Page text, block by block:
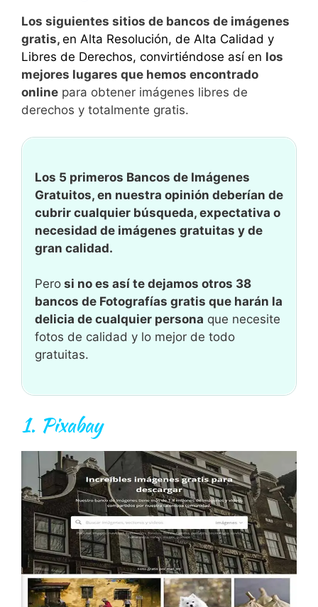
Los siguientes sitios de bancos de imágenes
gratis, en Alta Resolución, de Alta Calidad y
Libres de Derechos, convirtiéndose así en los
mejores lugares que hemos encontrado
online para obtener imágenes libres de
derechos y totalmente gratis.
Los 5 primeros Bancos de Imágenes
Gratuitos, en nuestra opinión deberían de
cubrir cualquier búsqueda, expectativa o
necesidad de imágenes gratuitas y de
gran calidad.
Pero si no es así te dejamos otros 38
bancos de Fotografías gratis que harán la
delicia de cualquier persona que necesite
fotos de calidad y lo mejor de todo
gratuitas.
1. Pixabay